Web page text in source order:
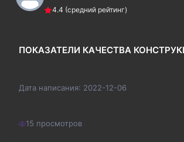
4.4 (средний рейтинг)
ПОКАЗАТЕЛИ КАЧЕСТВА
Дата написания: 2022-12-06
15 просмотров